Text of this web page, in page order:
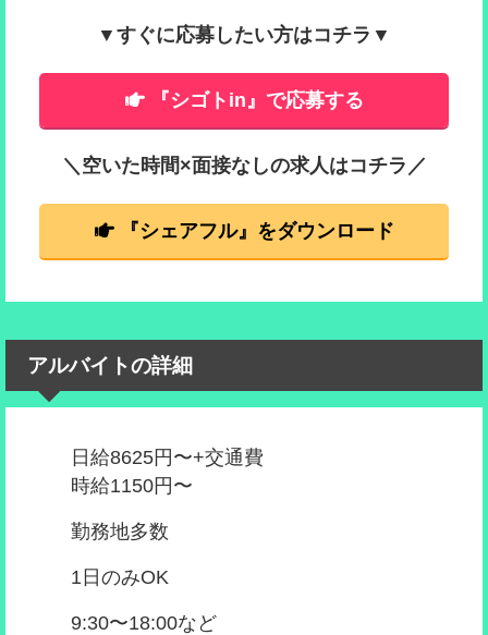
▼すぐに応募したい方はコチラ▼
『シゴトin』で応募する
＼空いた時間×面接なしの求人はコチラ／
『シェアフル』をダウンロード
アルバイトの詳細
日給8625円〜+交通費
時給1150円〜
勤務地多数
1日のみOK
9:30〜18:00など